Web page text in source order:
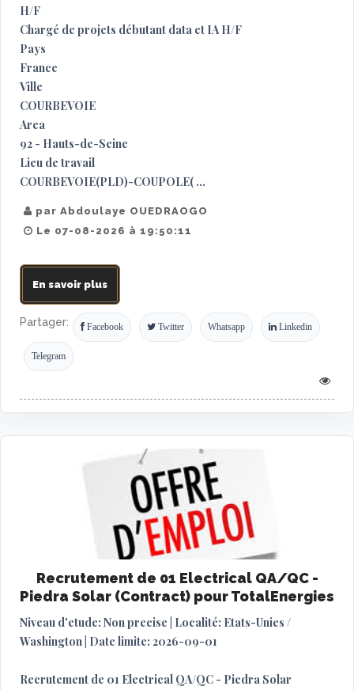
H/F
Chargé de projets débutant data et IA H/F
Pays
France
Ville
COURBEVOIE
Area
92 - Hauts-de-Seine
Lieu de travail
COURBEVOIE(PLD)-COUPOLE( ...
par Abdoulaye OUEDRAOGO
Le 07-08-2026 à 19:50:11
En savoir plus
Partager: Facebook Twitter Whatsapp Linkedin
Telegram
Recrutement de 01 Electrical QA/QC -
Piedra Solar (Contract) pour TotalEnergies
Niveau d'etude: Non precise | Localité: Etats-Unies /
Washington | Date limite: 2026-09-01
Recrutement de 01 Electrical QA/QC - Piedra Solar